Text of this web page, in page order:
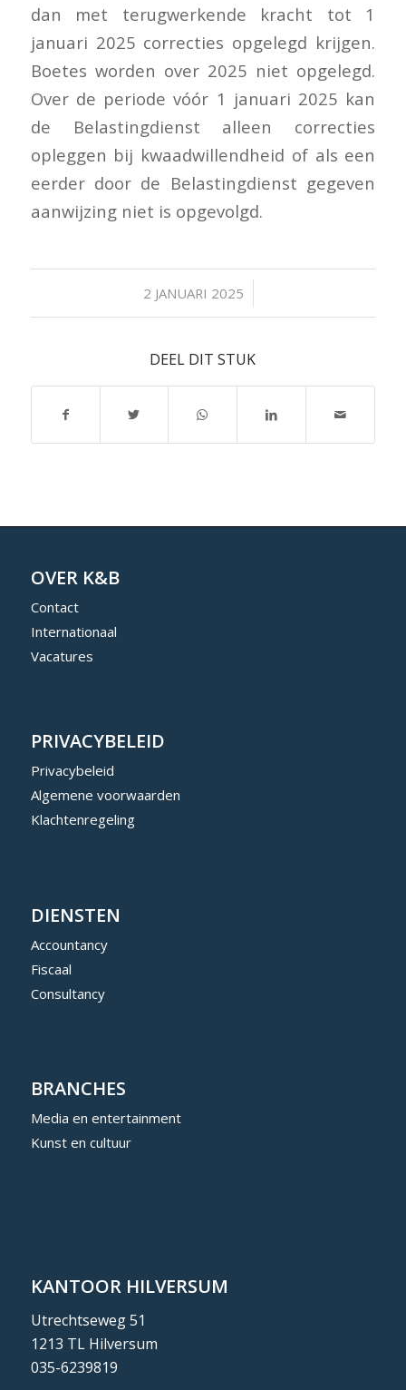
dan met terugwerkende kracht tot 1
januari 2025 correcties opgelegd krijgen.
Boetes worden over 2025 niet opgelegd.
Over de periode vóór 1 januari 2025 kan
de Belastingdienst alleen correcties
opleggen bij kwaadwillendheid of als een
eerder door de Belastingdienst gegeven
aanwijzing niet is opgevolgd.
2 JANUARI 2025
/
DEEL DIT STUK
OVER K&B
Contact
Internationaal
Vacatures
PRIVACYBELEID
Privacybeleid
Algemene voorwaarden
Klachtenregeling
DIENSTEN
Accountancy
Fiscaal
Consultancy
BRANCHES
Media en entertainment
Kunst en cultuur
KANTOOR HILVERSUM
Utrechtseweg 51
1213 TL Hilversum
035-6239819